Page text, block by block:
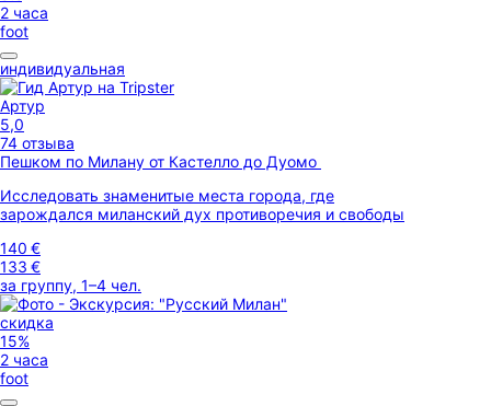
2 часа
foot
индивидуальная
Артур
5,0
74 отзыва
Пешком по Милану от Кастелло до Дуомо
Исследовать знаменитые места города, где
зарождался миланский дух противоречия и свободы
140 €
133 €
за группу, 1–4 чел.
скидка
15%
2 часа
foot